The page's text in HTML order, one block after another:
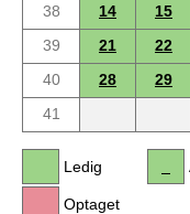
38
14 15
39
21 22
40
28 29
41
Ledig
Optaget